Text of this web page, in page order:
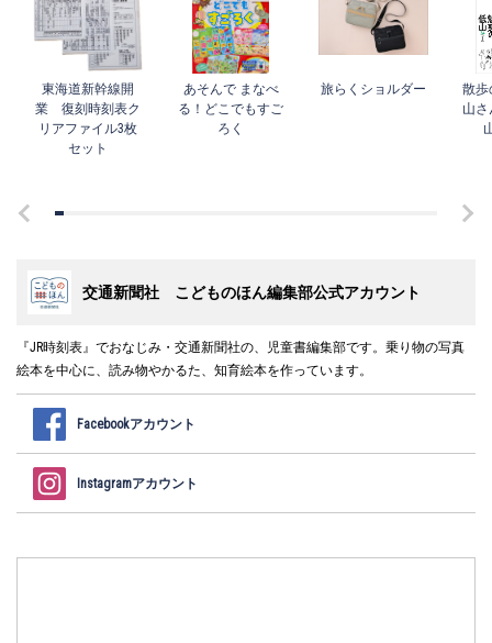
東海道新幹線開
業 復刻時刻表ク
リアファイル3枚
セット
あそんで まなべ
る！どこでもすご
ろく
旅らくショルダー
散歩
山さ
交通新聞社 こどものほん編集部公式アカウント
『JR時刻表』でおなじみ・交通新聞社の、児童書編集部です。乗り物の写真
絵本を中心に、読み物やかるた、知育絵本を作っています。
Facebookアカウント
Instagramアカウント